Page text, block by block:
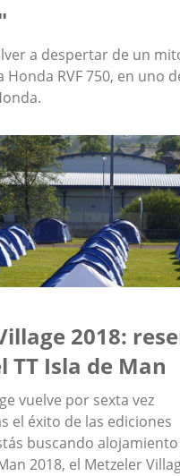
a despertar de un
RVF 750, en uno
2018:
TT Isla de Man
vuelve por sexta vez
el éxito de las ediciones
buscando
2018, el Metzeler